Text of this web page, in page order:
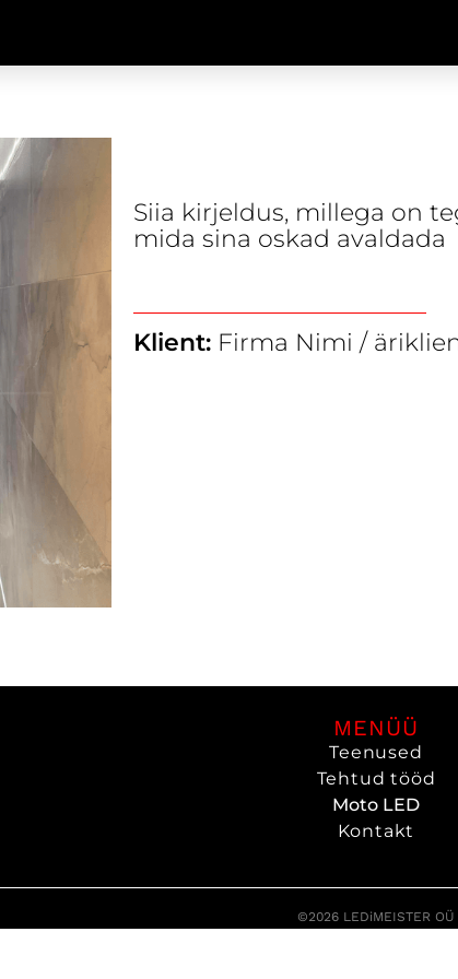
Siia kirjeldus, millega on
mida sina oskad avaldada
Klient: Firma Nimi /
MENÜÜ
Teenused
Tehtud tööd
Moto LED
Kontakt
©2026 LEDiMEISTER OÜ